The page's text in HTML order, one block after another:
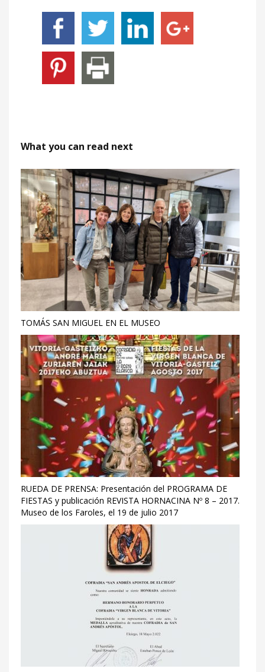
What you can read next
TOMÁS SAN MIGUEL EN EL MUSEO
RUEDA DE PRENSA: Presentación del PROGRAMA DE
FIESTAS y publicación REVISTA HORNACINA Nº 8 – 2017.
Museo de los Faroles, el 19 de julio 2017